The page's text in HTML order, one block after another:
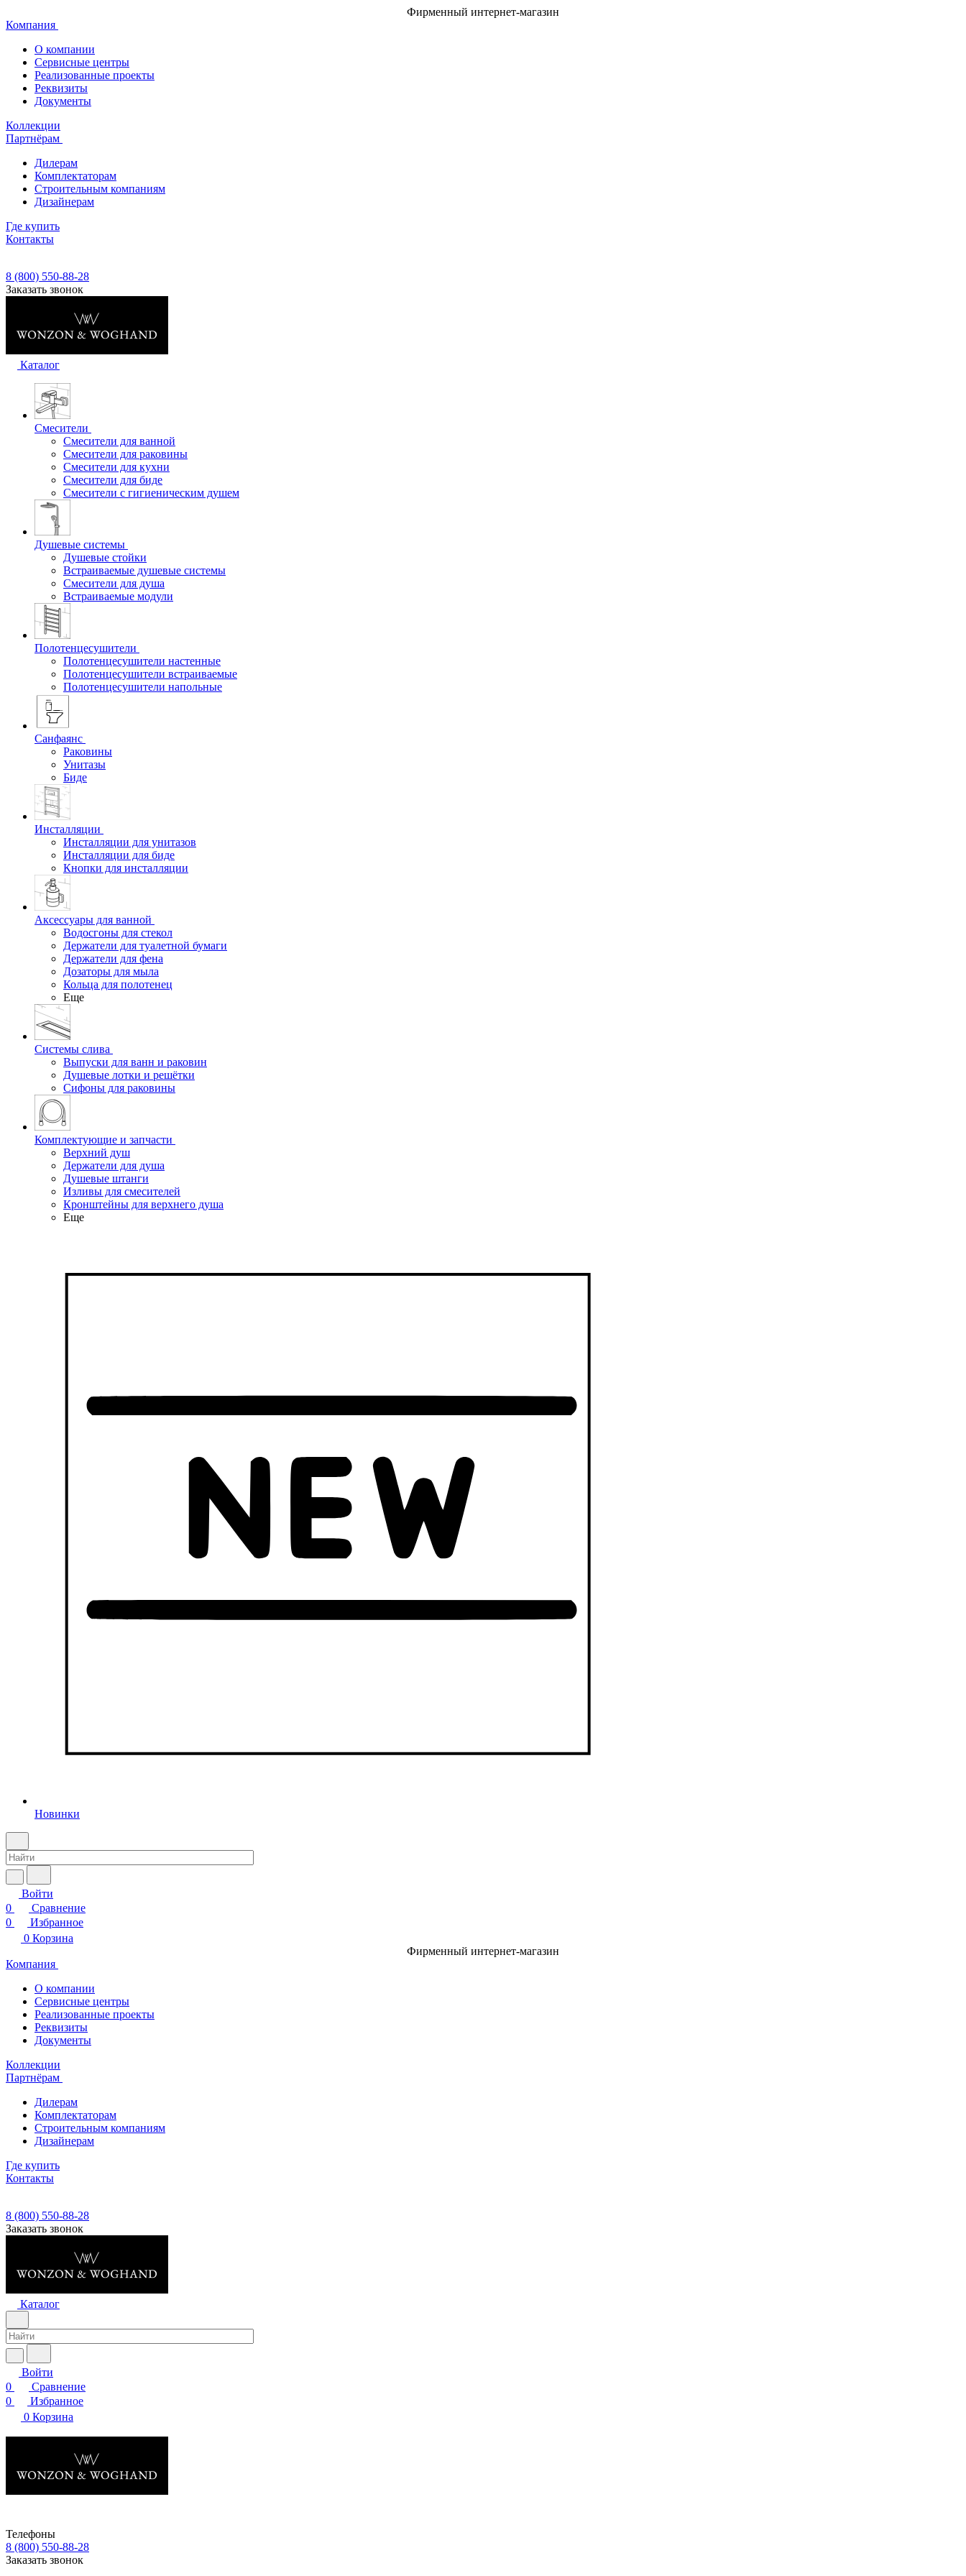
Фирменный интернет-магазин
Компания
О компании
Сервисные центры
Реализованные проекты
Реквизиты
Документы
Коллекции
Партнёрам
Дилерам
Комплектаторам
Строительным компаниям
Дизайнерам
Где купить
Контакты
8 (800) 550-88-28
Заказать звонок
Каталог
Смесители
Смесители для ванной
Смесители для раковины
Смесители для кухни
Смесители для биде
Смесители с гигиеническим душем
Душевые системы
Душевые стойки
Встраиваемые душевые системы
Смесители для душа
Встраиваемые модули
Полотенцесушители
Полотенцесушители настенные
Полотенцесушители встраиваемые
Полотенцесушители напольные
Санфаянс
Раковины
Унитазы
Биде
Инсталляции
Инсталляции для унитазов
Инсталляции для биде
Кнопки для инсталляции
Аксессуары для ванной
Водосгоны для стекол
Держатели для туалетной бумаги
Держатели для фена
Дозаторы для мыла
Кольца для полотенец
Еще
Системы слива
Выпуски для ванн и раковин
Душевые лотки и решётки
Сифоны для раковины
Комплектующие и запчасти
Верхний душ
Держатели для душа
Душевые штанги
Изливы для смесителей
Кронштейны для верхнего душа
Еще
Новинки
Войти
0
Сравнение
0
Избранное
0 Корзина
Фирменный интернет-магазин
Компания
О компании
Сервисные центры
Реализованные проекты
Реквизиты
Документы
Коллекции
Партнёрам
Дилерам
Комплектаторам
Строительным компаниям
Дизайнерам
Где купить
Контакты
8 (800) 550-88-28
Заказать звонок
Каталог
Войти
0
Сравнение
0
Избранное
0 Корзина
Телефоны
8 (800) 550-88-28
Заказать звонок